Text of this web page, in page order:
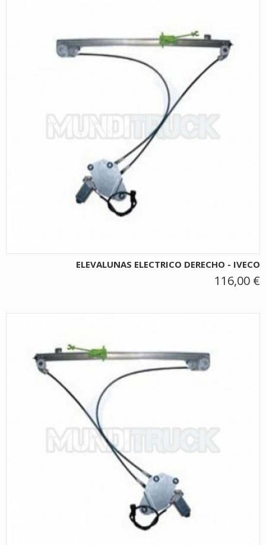
ELEVALUNAS ELECTRICO DERECHO - IVECO
116,00 €